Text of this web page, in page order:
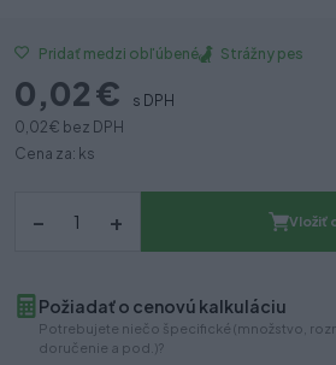
Pridať medzi obľúbené Strážny pes
0,02 €
s DPH
0,02 € bez DPH
Cena za: ks
– + Vložiť
Požiadať o cenovú kalkuláciu
Potrebujete niečo špecifické (množstvo,
doručenie a pod.)?